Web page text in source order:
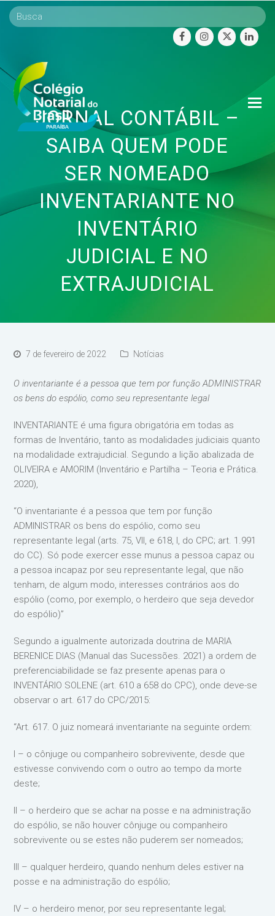
facebookinstagram
twitter
JORNAL CONTÁBIL –
SAIBA QUEM PODE
SER NOMEADO
INVENTARIANTE NO
INVENTÁRIO
JUDICIAL E NO
EXTRAJUDICIAL
7 de fevereiro de 2022 Notícias
O inventariante é a pessoa que tem por função ADMINISTRAR
os bens do espólio, como seu representante legal
INVENTARIANTE é uma figura obrigatória em todas as
formas de Inventário, tanto as modalidades judiciais quanto
na modalidade extrajudicial. Segundo a lição abalizada de
OLIVEIRA e AMORIM (Inventário e Partilha – Teoria e Prática.
2020),
“O inventariante é a pessoa que tem por função
ADMINISTRAR os bens do espólio, como seu
representante legal (arts. 75, VII, e 618, I, do CPC; art. 1.991
do CC). Só pode exercer esse munus a pessoa capaz ou
a pessoa incapaz por seu representante legal, que não
tenham, de algum modo, interesses contrários aos do
espólio (como, por exemplo, o herdeiro que seja devedor
do espólio)”
Segundo a igualmente autorizada doutrina de MARIA
BERENICE DIAS (Manual das Sucessões. 2021) a ordem de
preferenciabilidade se faz presente apenas para o
INVENTÁRIO SOLENE (art. 610 a 658 do CPC), onde deve-se
observar o art. 617 do CPC/2015:
“Art. 617. O juiz nomeará inventariante na seguinte ordem:
I – o cônjuge ou companheiro sobrevivente, desde que
estivesse convivendo com o outro ao tempo da morte
deste;
II – o herdeiro que se achar na posse e na administração
do espólio, se não houver cônjuge ou companheiro
sobrevivente ou se estes não puderem ser nomeados;
III – qualquer herdeiro, quando nenhum deles estiver na
posse e na administração do espólio;
IV – o herdeiro menor, por seu representante legal;